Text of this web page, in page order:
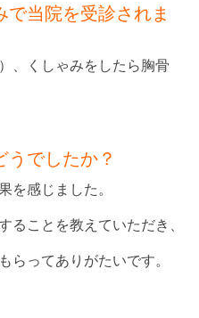
当院を受診されま
、くしゃみをしたら胸骨
でしたか？
を感じました。
ることを教えていただき、
らってありがたいです。